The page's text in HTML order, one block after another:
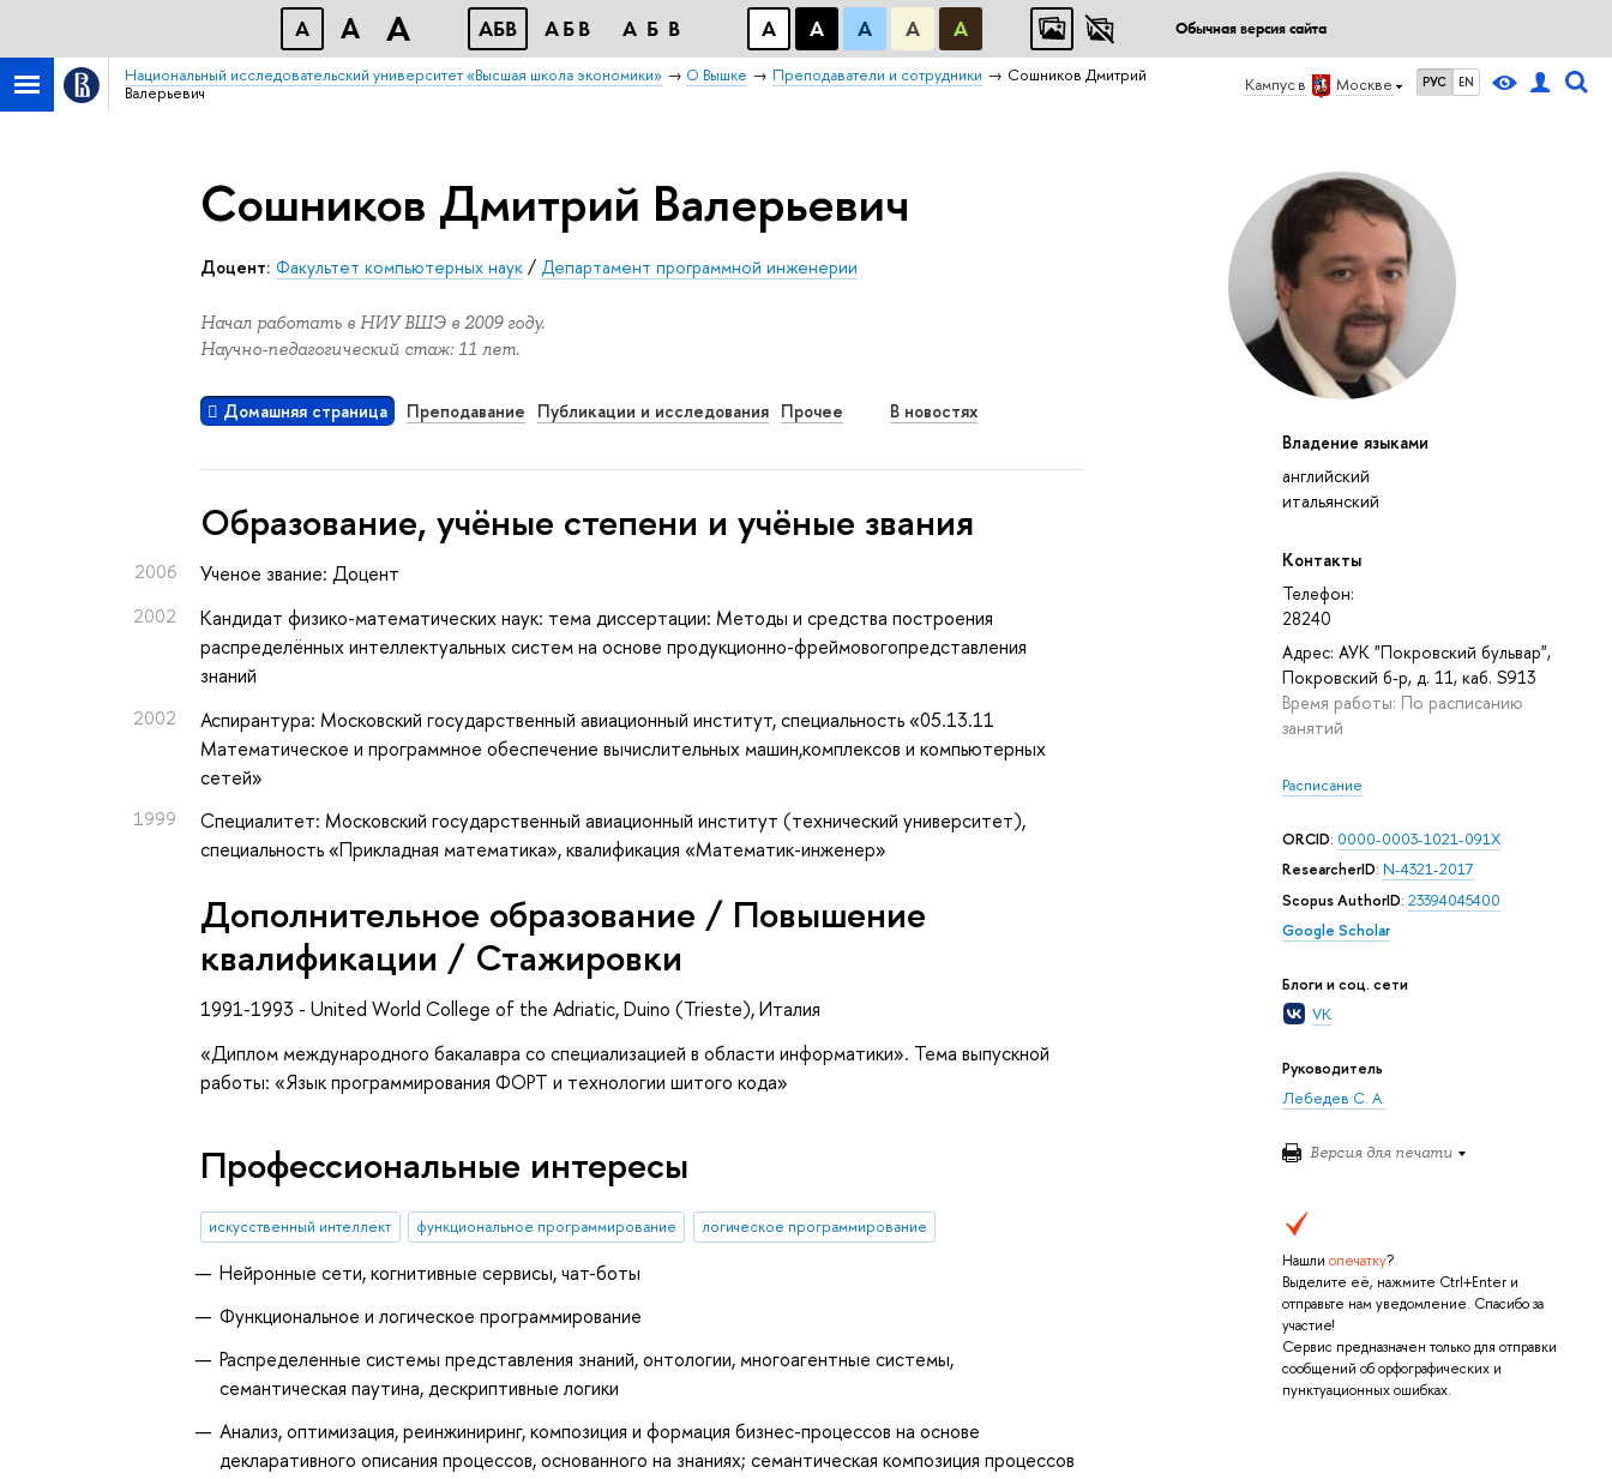
A A A АБB АБB АБB А А А А А Обычная версия сайта
Кампус в Москве РУС EN
Национальный исследовательский университет «Высшая школа экономики» О Вышке Преподаватели и сотрудники
Сошников Дмитрий
Валерьевич
Владение языками
английский
итальянский
Контакты
Телефон:
28240
Адрес: АУК "Покровский бульвар",
Покровский б-р, д. 11, каб. S913
Время работы: По расписанию
занятий
Расписание
ORCID: 0000-0003-1021-091X
ResearcherID: N-4321-2017
Scopus AuthorID: 23394045400
Google Scholar
Блоги и соц. сети
VK
Руководитель
Лебедев С. А.
Версия для печати
Нашли опечатку?
Выделите её, нажмите Ctrl+Enter и
отправьте нам уведомление. Спасибо за
участие!
Сервис предназначен только для отправки
сообщений об орфографических и
пунктуационных ошибках.
Сошников Дмитрий Валерьевич
Доцент: Факультет компьютерных наук / Департамент программной инженерии
Начал работать в НИУ ВШЭ в 2009 году.
Научно-педагогический стаж: 11 лет.
Домашняя страница Преподавание Публикации и исследования Прочее В новостях
Oбразование, учёные степени и учёные звания
2006 Ученое звание: Доцент
2002
Кандидат физико-математических наук: тема диссертации: Методы и средства построения
распределённых интеллектуальных систем на основе продукционно-фреймовогопредставления
знаний
2002
Аспирантура: Московский государственный авиационный институт, специальность «05.13.11
Математическое и программное обеспечение вычислительных машин,комплексов и компьютерных
сетей»
1999
Специалитет: Московский государственный авиационный институт (технический университет),
специальность «Прикладная математика», квалификация «Математик-инженер»
Дополнительное образование / Повышение
квалификации / Стажировки
1991-1993 - United World College of the Adriatic, Duino (Trieste), Италия
«Диплом международного бакалавра со специализацией в области информатики». Тема выпускной
работы: «Язык программирования ФОРТ и технологии шитого кода»
Профессиональные интересы
искусственный интеллект функциональное программирование логическое программирование
Нейронные сети, когнитивные сервисы, чат-боты
Функциональное и логическое программирование
Распределенные системы представления знаний, онтологии, многоагентные системы,
семантическая паутина, дескриптивные логики
Анализ, оптимизация, реинжиниринг, композиция и формация бизнес-процессов на основе
декларативного описания процессов, основанного на знаниях; семантическая композиция процессов